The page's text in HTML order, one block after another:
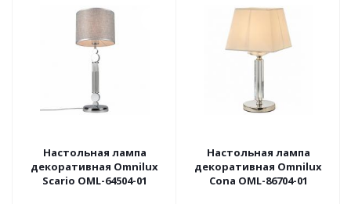
Настольная лампа
декоративная Omnilux
Scario OML-64504-01
Настольная лампа
декоративная Omnilux
Cona OML-86704-01